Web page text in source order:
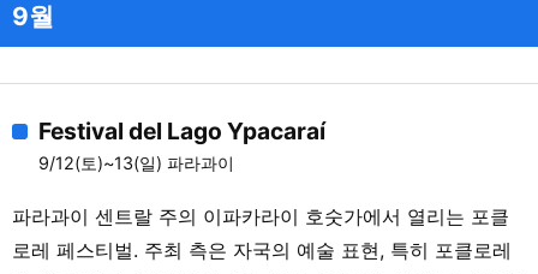
9월
Festival del Lago Ypacaraí
9/12(토)~13(일) 파라과이
파라과이 센트랄 주의 이파카라이 호숫가에서 열리는 포클
로레 페스티벌. 주최 측은 자국의 예술 표현, 특히 포클로레